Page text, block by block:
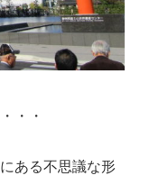
・・
ある不思議な形